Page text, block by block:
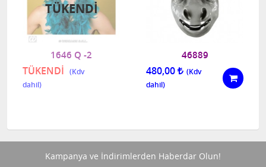
1646 Q -2
TÜKENDİ
TÜKENDI
46889
480,00
Kampanya ve İndirimlerden Haberdar Olun!